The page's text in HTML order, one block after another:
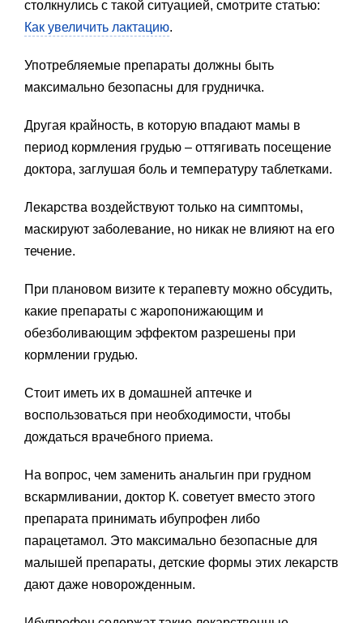
столкнулись с такой ситуацией, смотрите статью:
Как увеличить лактацию.
Употребляемые препараты должны быть
максимально безопасны для грудничка.
Другая крайность, в которую впадают мамы в
период кормления грудью – оттягивать посещение
доктора, заглушая боль и температуру таблетками.
Лекарства воздействуют только на симптомы,
маскируют заболевание, но никак не влияют на его
течение.
При плановом визите к терапевту можно обсудить,
какие препараты с жаропонижающим и
обезболивающим эффектом разрешены при
кормлении грудью.
Стоит иметь их в домашней аптечке и
воспользоваться при необходимости, чтобы
дождаться врачебного приема.
На вопрос, чем заменить анальгин при грудном
вскармливании, доктор К. советует вместо этого
препарата принимать ибупрофен либо
парацетамол. Это максимально безопасные для
малышей препараты, детские формы этих лекарств
дают даже новорожденным.